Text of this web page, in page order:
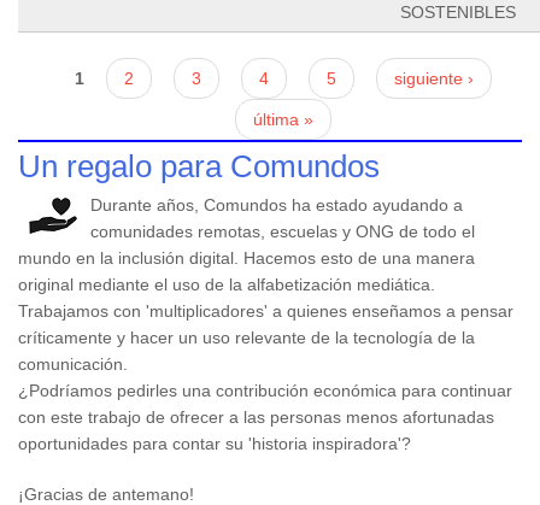
SOSTENIBLES
Páginas
1 2 3 4 5 siguiente ›
última »
Un regalo para Comundos
Durante años, Comundos ha estado ayudando a
comunidades remotas, escuelas y ONG de todo el
mundo en la inclusión digital. Hacemos esto de una manera
original mediante el uso de la alfabetización mediática.
Trabajamos con 'multiplicadores' a quienes enseñamos a pensar
críticamente y hacer un uso relevante de la tecnología de la
comunicación.
¿Podríamos pedirles una contribución económica para continuar
con este trabajo de ofrecer a las personas menos afortunadas
oportunidades para contar su 'historia inspiradora'?
¡Gracias de antemano!